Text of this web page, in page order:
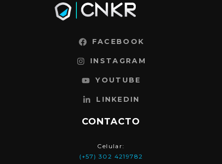
FACEBOOK
INSTAGRAM
YOUTUBE
LINKEDIN
CONTACTO
Celular:
(+57) 302 4219782